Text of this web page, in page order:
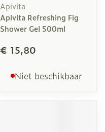
Apivita
Apivita Refreshing Fig
Shower Gel 500ml
€ 15,80
Niet beschikbaar